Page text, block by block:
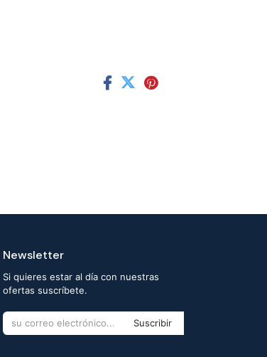
Newsletter
Si quieres estar al día con nuestras
ofertas suscríbete.
Suscribir